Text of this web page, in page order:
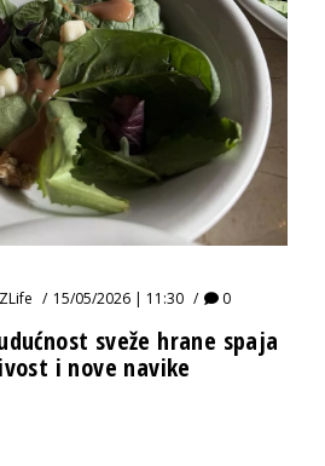
15/05/2026 | 11:30 0
sveže hrane spaja
i nove navike